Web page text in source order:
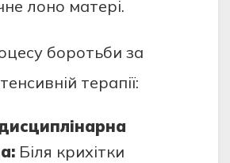
лоно матері.
боротьби за
терапії:
Біля крихітки